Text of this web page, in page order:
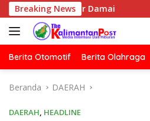
Langsung
ke
konten
Breaking News
Damai Alexander
Berita Otomotif Berita Olahraga
Beranda DAERAH
DAERAH, HEADLINE